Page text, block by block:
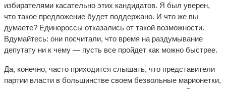
избирателями касательно этих кандидатов. Я был уверен,
что такое предложение будет поддержано. И что же вы
думаете? Единороссы отказались от такой возможности.
Вдумайтесь: они посчитали, что время на раздумывание
депутату ни к чему — пусть все пройдет как можно быстрее.
Да, конечно, часто приходится слышать, что представители
партии власти в большинстве своем безвольные марионетки,